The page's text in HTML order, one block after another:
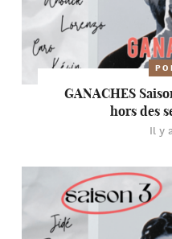
GANACHES
hors des
Il y